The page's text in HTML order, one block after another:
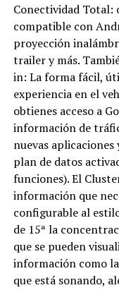
Conectividad Total:
compatible con
proyección
trailer y más.
in: La forma fácil,
experiencia en el
obtienes acceso a
información de
nuevas
plan de datos
funciones). El
información que
configurable al
de 15ª la
que se pueden
información como
que está sonando,